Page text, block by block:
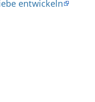
entwickeln